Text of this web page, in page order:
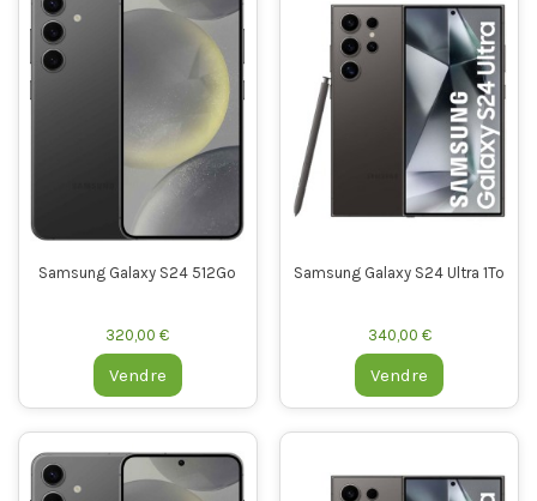
Samsung Galaxy S24 512Go
320,00 €
Vendre
Samsung Galaxy S24 Ultra 1To
340,00 €
Vendre